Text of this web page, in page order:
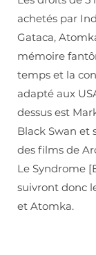
achetés par
Gataca,
mémoire
temps et la
adapté aux
dessus est
Black Swan et
des films de
Le Syndrome
suivront donc
et Atomka.